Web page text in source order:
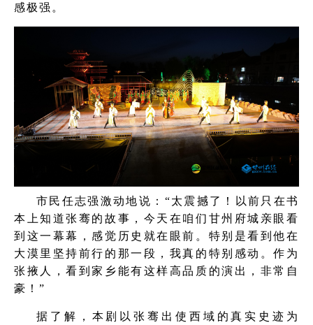
感极强。
市民任志强激动地说：“太震撼了！以前只在书
本上知道张骞的故事，今天在咱们甘州府城亲眼看
到这一幕幕，感觉历史就在眼前。特别是看到他在
大漠里坚持前行的那一段，我真的特别感动。作为
张掖人，看到家乡能有这样高品质的演出，非常自
豪！”
据了解，本剧以张骞出使西域的真实史迹为